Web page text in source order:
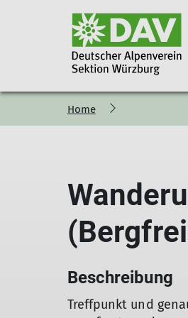
Vorstand Aufgaben
Mitgliedschaft
Stadtmeisterschaft_2026
Home
Beschreibung
Treffpunkt und